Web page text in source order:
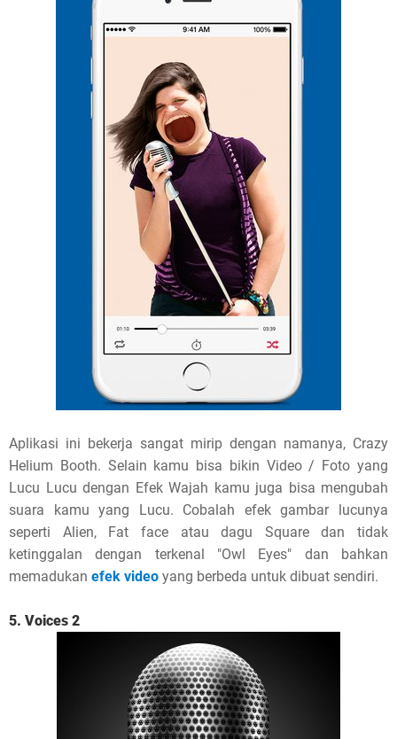
Aplikasi ini bekerja sangat mirip dengan namanya, Crazy
Helium Booth. Selain kamu bisa bikin Video / Foto yang
Lucu Lucu dengan Efek Wajah kamu juga bisa mengubah
suara kamu yang Lucu. Cobalah efek gambar lucunya
seperti Alien, Fat face atau dagu Square dan tidak
ketinggalan dengan terkenal "Owl Eyes" dan bahkan
memadukan efek video yang berbeda untuk dibuat sendiri.
5. Voices 2